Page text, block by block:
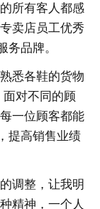
所有客人都感
卖店员工优秀
务品牌。
悉各鞋的货物
对不同的顾
一位顾客都能
提高销售业绩
调整，让我明
精神，一个人